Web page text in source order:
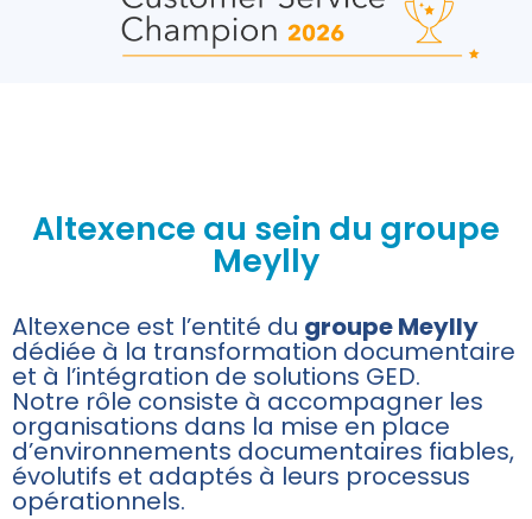
Altexence au sein du groupe
Meylly
Altexence est l’entité du groupe Meylly
dédiée à la transformation documentaire
et à l’intégration de solutions GED.
Notre rôle consiste à accompagner les
organisations dans la mise en place
d’environnements documentaires fiables,
évolutifs et adaptés à leurs processus
opérationnels.